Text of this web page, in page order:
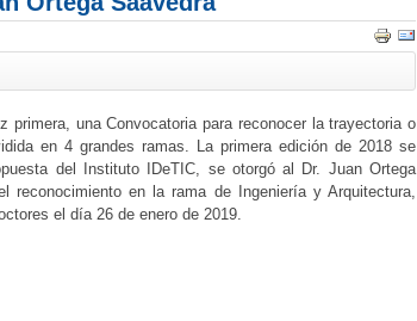
una Convocatoria para reconocer la trayectoria o
en 4 grandes ramas. La primera edición de 2018 se
del Instituto IDeTIC, se otorgó al Dr. Juan Ortega
en la rama de Ingeniería y Arquitectura,
el día 26 de enero de 2019.